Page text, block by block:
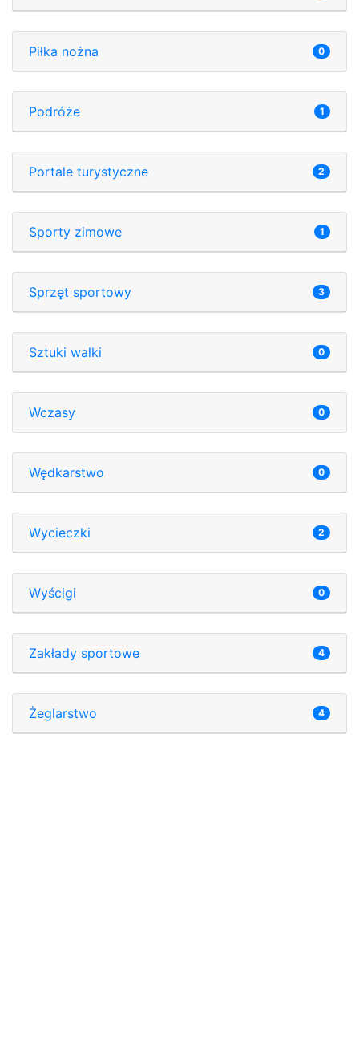
Piłka nożna 0
Podróże 1
Portale turystyczne 2
Sporty zimowe 1
Sprzęt sportowy 3
Sztuki walki 0
Wczasy 0
Wędkarstwo 0
Wycieczki 2
Wyścigi 0
Zakłady sportowe 4
Żeglarstwo 4